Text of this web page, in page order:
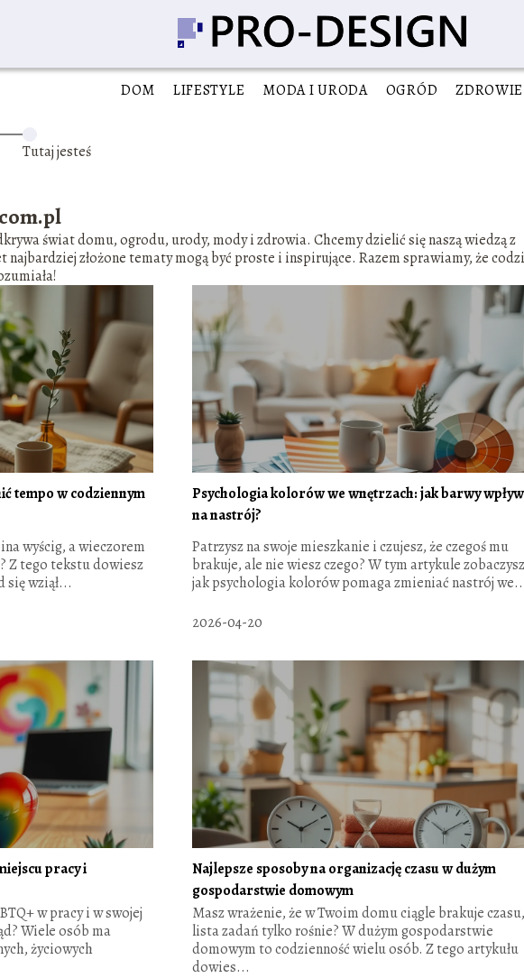
DOM LIFESTYLE MODA I URODA OGRÓD ZDROWIE
Tutaj jesteś
świat domu, ogrodu, urody, mody i zdrowia. Chcemy dzielić się naszą wiedzą z
najbardziej złożone tematy mogą być proste i inspirujące. Razem sprawiamy, że
tempo w codziennym
wyścig, a wieczorem
Z tego tekstu dowiesz
się wziął...
Psychologia kolorów we wnętrzach: jak barwy
na nastrój?
Patrzysz na swoje mieszkanie i czujesz, że czegoś mu
brakuje, ale nie wiesz czego? W tym artykule
jak psychologia kolorów pomaga zmieniać nastrój
2026-04-20
pracy i
w pracy i w swojej
Wiele osób ma
życiowych
Najlepsze sposoby na organizację czasu w dużym
gospodarstwie domowym
Masz wrażenie, że w Twoim domu ciągle brakuje
lista zadań tylko rośnie? W dużym gospodarstwie
domowym to codzienność wielu osób. Z tego artykułu
dowies...